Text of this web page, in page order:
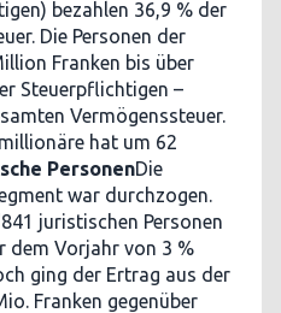
bezahlen 36,9 % der
Die Personen der
Franken bis über
Steuerpflichtigen –
Vermögenssteuer.
hat um 62
PersonenDie
war durchzogen.
juristischen Personen
dem Vorjahr von 3 %
ging der Ertrag aus der
Franken gegenüber